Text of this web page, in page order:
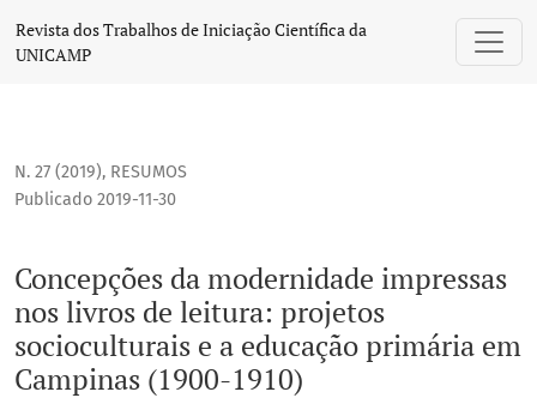
Concepções da modernidade impressas nos livros de
Revista dos Trabalhos de Iniciação Científica da
UNICAMP
N. 27 (2019), RESUMOS
Concepções da modernidade impressas
nos livros de leitura: projetos
socioculturais e a educação primária em
Campinas (1900-1910)
Publicado 2019-11-30